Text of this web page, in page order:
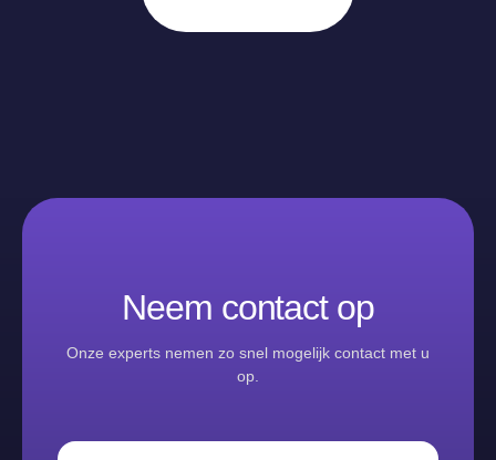
Neem contact op
Onze experts nemen zo snel mogelijk contact met u
op.